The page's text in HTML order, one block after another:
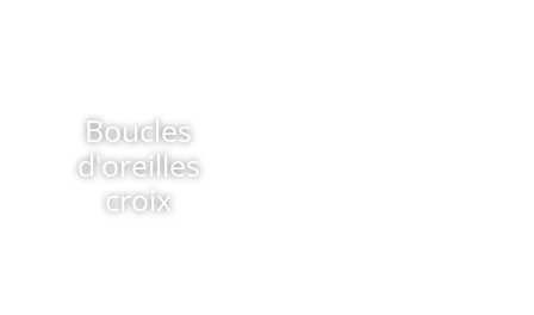
Boucles
d'oreilles
croix